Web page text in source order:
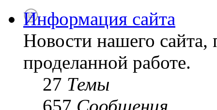
Информация сайта
Новости нашего
проделанной работе.
27 Темы